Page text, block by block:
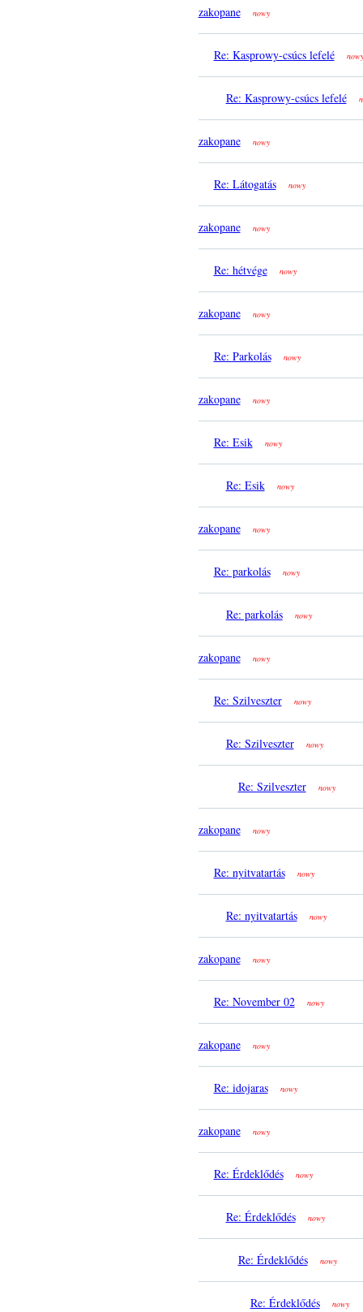
zakopane nowy
Re: Kasprowy-csúcs lefelé nowy
Re: Kasprowy-csúcs lefelé
zakopane nowy
Re: Látogatás nowy
zakopane nowy
Re: hétvége nowy
zakopane nowy
Re: Parkolás nowy
zakopane nowy
Re: Esik nowy
Re: Esik nowy
zakopane nowy
Re: parkolás nowy
Re: parkolás nowy
zakopane nowy
Re: Szilveszter nowy
Re: Szilveszter nowy
Re: Szilveszter nowy
zakopane nowy
Re: nyitvatartás nowy
Re: nyitvatartás nowy
zakopane nowy
Re: November 02 nowy
zakopane nowy
Re: idojaras nowy
zakopane nowy
Re: Érdeklődés nowy
Re: Érdeklődés nowy
Re: Érdeklődés nowy
Re: Érdeklődés nowy